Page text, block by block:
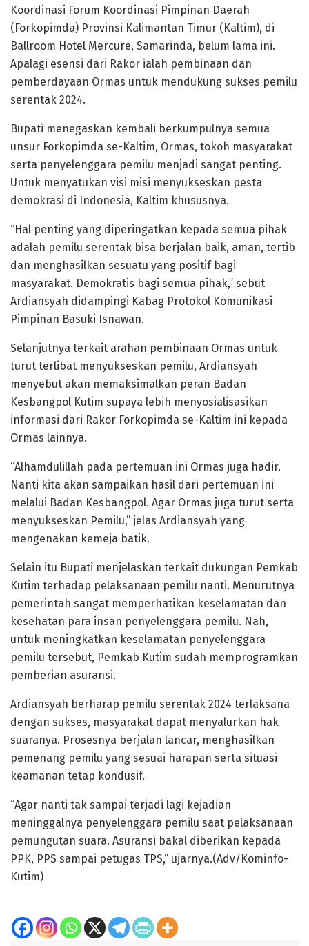
Koordinasi Forum Koordinasi Pimpinan Daerah
(Forkopimda) Provinsi Kalimantan Timur (Kaltim), di
Ballroom Hotel Mercure, Samarinda, belum lama ini.
Apalagi esensi dari Rakor ialah pembinaan dan
pemberdayaan Ormas untuk mendukung sukses pemilu
serentak 2024.
Bupati menegaskan kembali berkumpulnya semua
unsur Forkopimda se-Kaltim, Ormas, tokoh masyarakat
serta penyelenggara pemilu menjadi sangat penting.
Untuk menyatukan visi misi menyukseskan pesta
demokrasi di Indonesia, Kaltim khususnya.
“Hal penting yang diperingatkan kepada semua pihak
adalah pemilu serentak bisa berjalan baik, aman, tertib
dan menghasilkan sesuatu yang positif bagi
masyarakat. Demokratis bagi semua pihak,” sebut
Ardiansyah didampingi Kabag Protokol Komunikasi
Pimpinan Basuki Isnawan.
Selanjutnya terkait arahan pembinaan Ormas untuk
turut terlibat menyukseskan pemilu, Ardiansyah
menyebut akan memaksimalkan peran Badan
Kesbangpol Kutim supaya lebih menyosialisasikan
informasi dari Rakor Forkopimda se-Kaltim ini kepada
Ormas lainnya.
“Alhamdulillah pada pertemuan ini Ormas juga hadir.
Nanti kita akan sampaikan hasil dari pertemuan ini
melalui Badan Kesbangpol. Agar Ormas juga turut serta
menyukseskan Pemilu,” jelas Ardiansyah yang
mengenakan kemeja batik.
Selain itu Bupati menjelaskan terkait dukungan Pemkab
Kutim terhadap pelaksanaan pemilu nanti. Menurutnya
pemerintah sangat memperhatikan keselamatan dan
kesehatan para insan penyelenggara pemilu. Nah,
untuk meningkatkan keselamatan penyelenggara
pemilu tersebut, Pemkab Kutim sudah memprogramkan
pemberian asuransi.
Ardiansyah berharap pemilu serentak 2024 terlaksana
dengan sukses, masyarakat dapat menyalurkan hak
suaranya. Prosesnya berjalan lancar, menghasilkan
pemenang pemilu yang sesuai harapan serta situasi
keamanan tetap kondusif.
“Agar nanti tak sampai terjadi lagi kejadian
meninggalnya penyelenggara pemilu saat pelaksanaan
pemungutan suara. Asuransi bakal diberikan kepada
PPK, PPS sampai petugas TPS,” ujarnya.(Adv/Kominfo-
Kutim)